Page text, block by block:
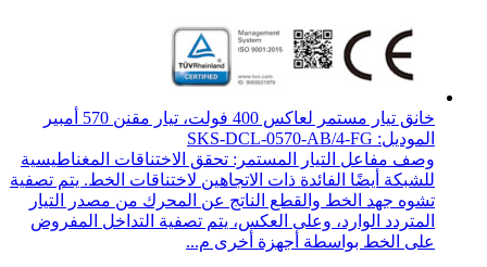
خانق تيار مستمر لعاكس 400 فولت، تيار مقنن 570 أمبير
الموديل: SKS-DCL-0570-AB/4-FG
وصف مفاعل التيار المستمر: تحقق الاختناقات المغناطيسية
للشبكة أيضًا الفائدة ذات الاتجاهين لاختناقات الخط. يتم تصفية
تشوه جهد الخط والقطع الناتج عن المحرك من مصدر التيار
المتردد الوارد، وعلى العكس، يتم تصفية التداخل المفروض
على الخط بواسطة أجهزة أخرى م...